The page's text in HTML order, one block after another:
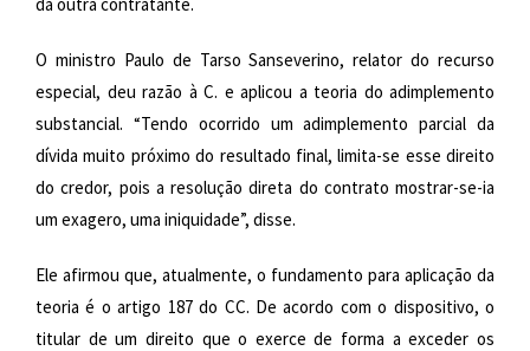
O ministro Paulo de Tarso Sanseverino, relator do recurso
especial, deu razão à C. e aplicou a teoria do adimplemento
substancial. “Tendo ocorrido um adimplemento parcial da
dívida muito próximo do resultado final, limita-se esse direito
do credor, pois a resolução direta do contrato mostrar-se-ia
um exagero, uma iniquidade”, disse.
Ele afirmou que, atualmente, o fundamento para aplicação da
teoria é o artigo 187 do CC. De acordo com o dispositivo, o
titular de um direito que o exerce de forma a exceder os